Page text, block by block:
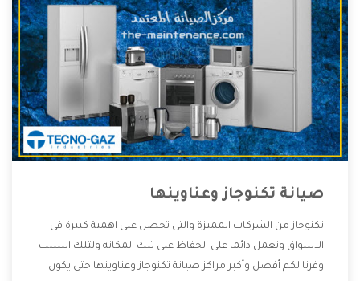
صيانة تكنوجاز وعناوينها
تكنوجاز من الشركات المميزة والتى تحصل على اهمية كبيرة فى
الاسواق وتعمل دائما على الحفاظ على تلك المكانه ولتلك السبب
وفرنا لكم أفضل وأكبر مراكز صيانة تكنوجاز وعناوينها حتى يكون